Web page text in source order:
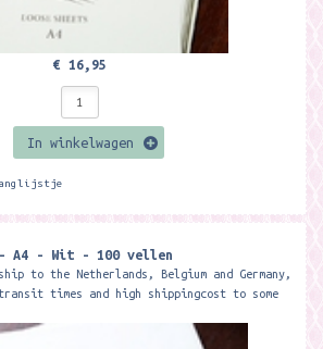
€ 16,95
In winkelwagen
- A4 - Wit - 100 vellen
to the Netherlands, Belgium and Germany,
times and high shippingcost to some